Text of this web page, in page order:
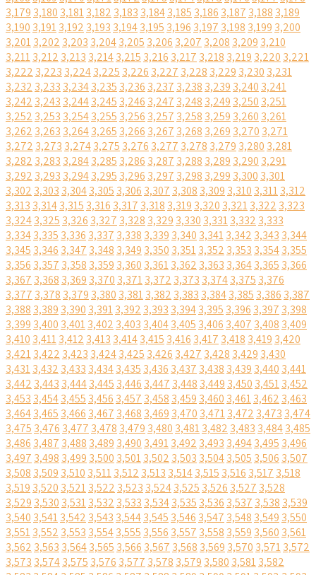
3,179 3,180 3,1813,182 3,183 3,1843,185 3,186 3,187 3,188 3,189
3,190 3,1913,192 3,193 3,1943,195 3,196 3,197 3,198 3,199 3,200
3,2013,202 3,203 3,2043,205 3,206 3,207 3,208 3,209 3,210
3,2113,212 3,213 3,2143,215 3,216 3,217 3,218 3,219 3,220 3,221
3,222 3,223 3,2243,225 3,226 3,227 3,228 3,229 3,230 3,231
3,232 3,233 3,2343,235 3,236 3,237 3,238 3,239 3,240 3,241
3,242 3,243 3,2443,245 3,246 3,247 3,248 3,249 3,250 3,251
3,252 3,253 3,2543,255 3,256 3,257 3,258 3,259 3,260 3,261
3,262 3,263 3,2643,265 3,266 3,267 3,268 3,269 3,270 3,271
3,272 3,273 3,2743,275 3,276 3,277 3,278 3,279 3,280 3,281
3,282 3,283 3,2843,285 3,286 3,287 3,288 3,289 3,290 3,291
3,292 3,293 3,2943,295 3,296 3,297 3,298 3,299 3,300 3,301
3,302 3,303 3,3043,305 3,306 3,307 3,308 3,309 3,310 3,3113,312
3,313 3,3143,315 3,316 3,317 3,318 3,319 3,320 3,3213,322 3,323
3,3243,325 3,326 3,327 3,328 3,329 3,330 3,3313,332 3,333
3,3343,335 3,336 3,337 3,338 3,339 3,340 3,3413,342 3,343 3,344
3,345 3,346 3,347 3,348 3,349 3,350 3,3513,352 3,353 3,3543,355
3,356 3,357 3,358 3,359 3,360 3,3613,362 3,363 3,3643,365 3,366
3,367 3,368 3,369 3,370 3,3713,372 3,373 3,3743,375 3,376
3,377 3,378 3,379 3,380 3,3813,382 3,383 3,3843,385 3,386 3,387
3,388 3,389 3,390 3,3913,392 3,393 3,3943,395 3,396 3,397 3,398
3,399 3,400 3,4013,402 3,403 3,4043,405 3,406 3,407 3,408 3,409
3,410 3,4113,412 3,413 3,4143,415 3,416 3,417 3,418 3,419 3,420
3,4213,422 3,423 3,4243,425 3,426 3,427 3,428 3,429 3,430
3,4313,432 3,433 3,4343,435 3,436 3,437 3,438 3,439 3,440 3,441
3,442 3,443 3,4443,445 3,446 3,447 3,448 3,449 3,450 3,4513,452
3,453 3,4543,455 3,456 3,457 3,458 3,459 3,460 3,4613,462 3,463
3,4643,465 3,466 3,467 3,468 3,469 3,470 3,4713,472 3,473 3,474
3,475 3,476 3,477 3,478 3,479 3,480 3,4813,482 3,483 3,4843,485
3,486 3,487 3,488 3,489 3,490 3,4913,492 3,493 3,4943,495 3,496
3,497 3,498 3,499 3,500 3,5013,502 3,503 3,5043,505 3,506 3,507
3,508 3,509 3,510 3,5113,512 3,513 3,5143,515 3,516 3,517 3,518
3,519 3,520 3,5213,522 3,523 3,5243,525 3,526 3,527 3,528
3,529 3,530 3,5313,532 3,533 3,5343,535 3,536 3,537 3,538 3,539
3,540 3,5413,542 3,543 3,5443,545 3,546 3,547 3,548 3,549 3,550
3,5513,552 3,553 3,5543,555 3,556 3,557 3,558 3,559 3,560 3,561
3,562 3,563 3,5643,565 3,566 3,567 3,568 3,569 3,570 3,5713,572
3,573 3,5743,575 3,576 3,577 3,578 3,579 3,580 3,5813,582